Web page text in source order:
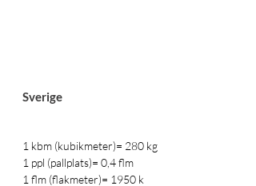
Sverige
1 kbm (kubikmeter)= 280 kg
1 ppl (pallplats)= 0,4 flm
1 flm (flakmeter)= 1950 k